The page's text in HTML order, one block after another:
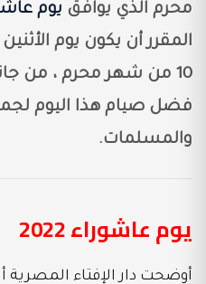
محرم الذي يوافق يوم
10 من شهر محرم ، من
فضل صيام هذا اليوم
والمسلمات.
يوم عاشوراء 2022
أوضحت دار الإفتاء المصرية